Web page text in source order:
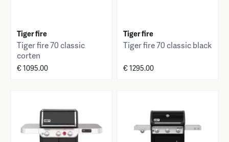
Tiger fire
Tiger fire 70 classic
corten
€ 1095.00
Tiger fire
Tiger fire 70 classic black
€ 1295.00